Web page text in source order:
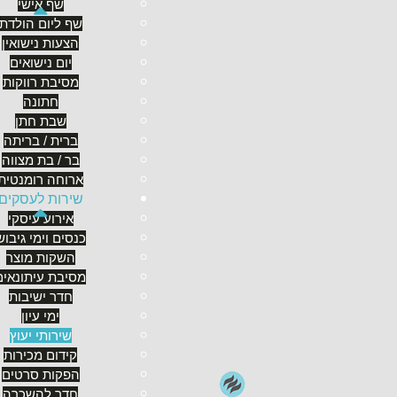
שף אישי
שף ליום הולדת
הצעות נישואין
יום נישואים
מסיבת רווקות
חתונה
שבת חתן
ברית / בריתה
בר / בת מצווה
ארוחה
שירות לעסקים
אירוע עיסקי
כנסים וימי
השקות מוצר
מסיבת
חדר ישיבות
ימי עיון
שירותי יעוץ
קידום מכירות
הפקות סרטים
חדר להשכרה
משלהם. כדי לבנות עסק בצורה נכונה צריך לדעת לא
נושאים רבים שלפעמים נופלים בין הכיסאות בשל ארגון
הידע המקצועי שצברתי והעובדה שאני מגיע מהעולם
ייעוץ אפקטיבי, אולטימטיבי ויעיל המתואם עם
• במסגרת זו, אני מלווה את הלקוחות שלי כבר משלב
ראשונית של העסק שלהם. אני מלווה את היזמים
לבנייה נכונה ויעילה בצורה מקסימאלית (לנוחות
והטמעתם בתוכנה "עץ מוצר"
מתכונאי
למגוון צרכים.
ותוכנית עיסקית יחד עם יזמים, השפים
קונספט בעל קווים ייחודיים ולשמירה על עיצוב וזרימה
• עיצוב וגיבוש תפריט (על כך תוכלו לקרוא במאמר על
כיצד לעצב תפריט מסעדה באופן מסחרי ובשני איך